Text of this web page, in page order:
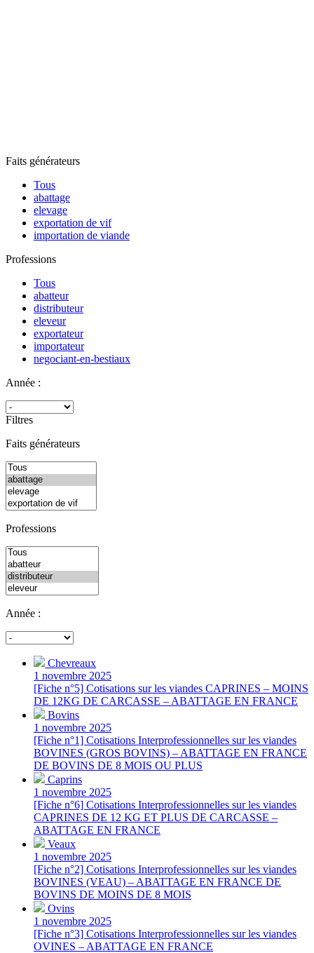
Faits générateurs
Tous
abattage
elevage
exportation de vif
importation de viande
Professions
Tous
abatteur
distributeur
eleveur
exportateur
importateur
negociant-en-bestiaux
Année :
Filtres
Faits générateurs
Professions
Année :
Chevreaux
1 novembre 2025
[Fiche n°5] Cotisations sur les viandes CAPRINES – MOINS
DE 12KG DE CARCASSE – ABATTAGE EN FRANCE
Bovins
1 novembre 2025
[Fiche n°1] Cotisations Interprofessionnelles sur les viandes
BOVINES (GROS BOVINS) – ABATTAGE EN FRANCE
DE BOVINS DE 8 MOIS OU PLUS
Caprins
1 novembre 2025
[Fiche n°6] Cotisations Interprofessionnelles sur les viandes
CAPRINES DE 12 KG ET PLUS DE CARCASSE –
ABATTAGE EN FRANCE
Veaux
1 novembre 2025
[Fiche n°2] Cotisations Interprofessionnelles sur les viandes
BOVINES (VEAU) – ABATTAGE EN FRANCE DE
BOVINS DE MOINS DE 8 MOIS
Ovins
1 novembre 2025
[Fiche n°3] Cotisations Interprofessionnelles sur les viandes
OVINES – ABATTAGE EN FRANCE